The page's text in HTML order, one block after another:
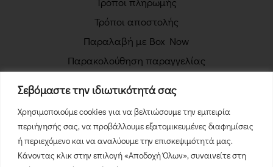
Σεβόμαστε την ιδιωτικότητά σας
Χρησιμοποιούμε cookies για να βελτιώσουμε την εμπειρία
περιήγησής σας, να προβάλλουμε εξατομικευμένες διαφημίσεις
ή περιεχόμενο και να αναλύουμε την επισκεψιμότητά μας.
Κάνοντας κλικ στην επιλογή «Αποδοχή Όλων», συναινείτε στη
Τρόποι αποστολής
Παραλαβή με Box Now
Παρακολούθηση παραγγελίας
Όροι χρήσης
Πολιτική επιστροφών
Φόρμα Υπαναχώρησης